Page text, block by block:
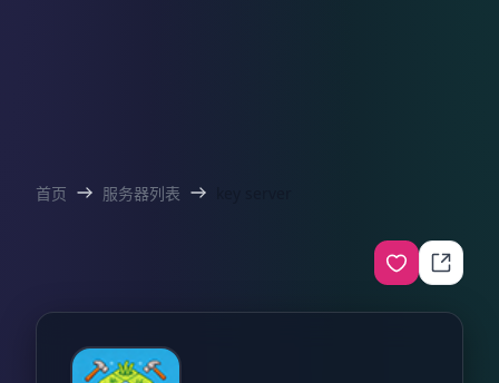
首页 服务器列表